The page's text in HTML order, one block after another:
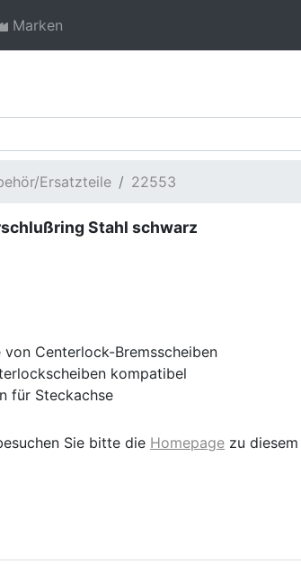
Marken
Ersatzteile 22553
Stahl schwarz
Centerlock-Bremsscheiben
kompatibel
für Steckachse
Sie bitte die Homepage zu diesem